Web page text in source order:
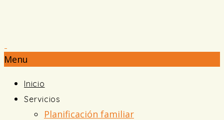
Menu
Inicio
Servicios
Planificación familiar